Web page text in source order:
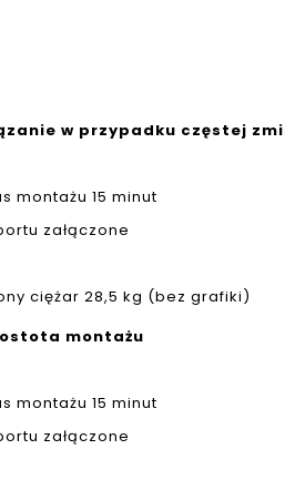
w przypadku częstej
montażu 15 minut
załączone
ciężar 28,5 kg (bez grafiki)
montażu
montażu 15 minut
załączone